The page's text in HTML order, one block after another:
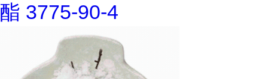
酯 3775-90-4